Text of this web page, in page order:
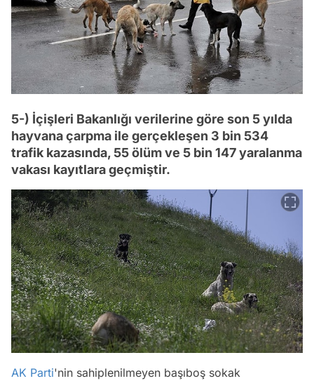
5-) İçişleri Bakanlığı verilerine göre son 5 yılda
hayvana çarpma ile gerçekleşen 3 bin 534
trafik kazasında, 55 ölüm ve 5 bin 147 yaralanma
vakası kayıtlara geçmiştir.
AK Parti'nin sahiplenilmeyen başıboş sokak